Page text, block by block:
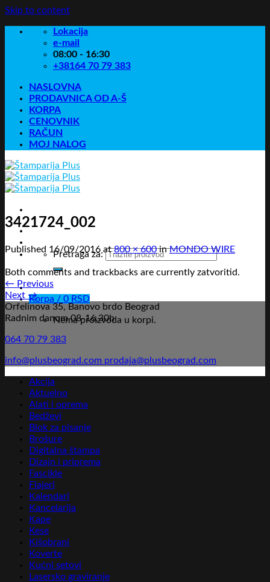
Skip to content
Lokacija
e-mail
08:00 - 16:30
+38164 70 79 383
NASLOVNA
PRODAVNICA OD A-Š
KORPA
CENOVNIK
RAČUN
MOJ NALOG
Pretraga za:
Korpa / 0 RSD
Nema proizvoda u korpi.
3421724_002
Published 16/09/2016 at800 × 600inMONDO WIRE
Both comments and trackbacks are currently zatvoritid.
← Previous
Next →
Orfelinova 35, Banovo brdo Beograd
Radnim danom 08-16,30h
064 70 79 383
info@plusbeograd.com prodaja@plusbeograd.com
Akcija
Aktuelno
Alati i oprema
Bedževi
Blok za pisanje
Brošure
Digitalna štampa
Dizajn i priprema
Fascikle
Flajeri
Kalendari
Kancelarija
Kape
Kese
Kišobrani
Koverte
Kućni setovi
Lasersko graviranje